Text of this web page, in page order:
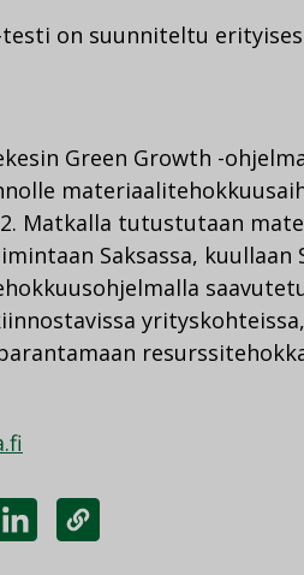
testi on suunniteltu
Green Growth -
Matkalla tutustutaan
Saksassa, kuullaan